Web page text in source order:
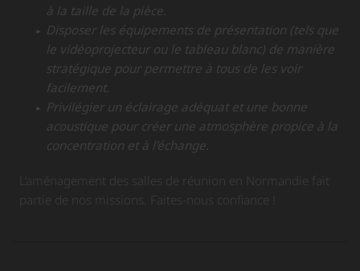
à la taille de la pièce.
Disposer les équipements de présentation (tels que
le vidéoprojecteur ou le tableau blanc) de manière
stratégique pour permettre à tous de les voir
facilement.
Privilégier un éclairage adéquat et une bonne
acoustique pour créer une atmosphère propice à la
concentration et à l'échange.
L’aménagement des salles de réunion en Normandie fait
partie de nos missions. Faites-nous confiance !